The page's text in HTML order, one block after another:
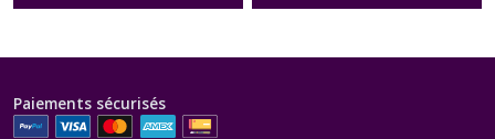
Paiements sécurisés